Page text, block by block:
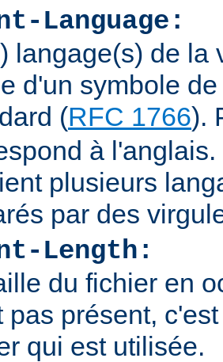
Language:
langage(s) de la
d'un symbole
(RFC 1766).
à
plusieurs
par des
Length:
du fichier en
pas présent,
qui est utilisée.